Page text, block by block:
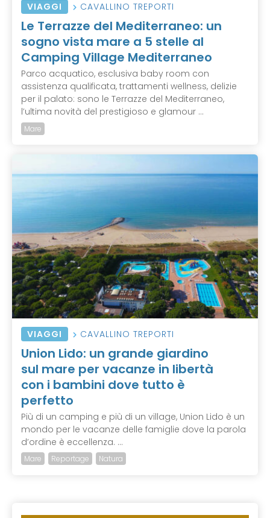
VIAGGI CAVALLINO TREPORTI
Le Terrazze del Mediterraneo: un
sogno vista mare a 5 stelle al
Camping Village Mediterraneo
Parco acquatico, esclusiva baby room con
assistenza qualificata, trattamenti wellness, delizie
per il palato: sono le Terrazze del Mediterraneo,
l’ultima novità del prestigioso e glamour ...
Mare
VIAGGI CAVALLINO TREPORTI
Union Lido: un grande giardino
sul mare per vacanze in libertà
con i bambini dove tutto è
perfetto
Più di un camping e più di un village, Union Lido è un
mondo per le vacanze delle famiglie dove la parola
d’ordine è eccellenza. ...
Mare Reportage Natura